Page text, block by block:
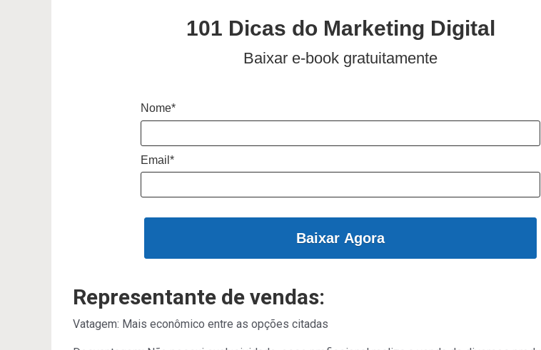
101 Dicas do Marketing Digital
Baixar e-book gratuitamente
Nome*
Email*
Baixar Agora
Representante de vendas:
Vatagem: Mais econômico entre as opções citadas